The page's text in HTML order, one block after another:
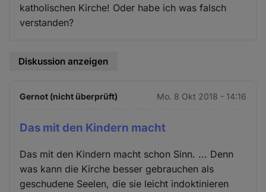
katholischen Kirche! Oder habe ich was falsch
verstanden?
Diskussion anzeigen
Gernot (nicht überprüft) Mo. 8 Okt 2018 - 14:16
Das mit den Kindern macht
Das mit den Kindern macht schon Sinn. ... Denn
was kann die Kirche besser gebrauchen als
geschudene Seelen, die sie leicht indoktinieren